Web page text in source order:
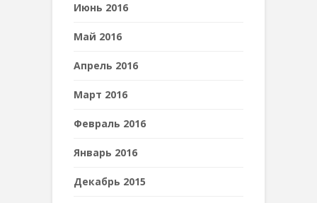
Июнь 2016
Май 2016
Апрель 2016
Март 2016
Февраль 2016
Январь 2016
Декабрь 2015